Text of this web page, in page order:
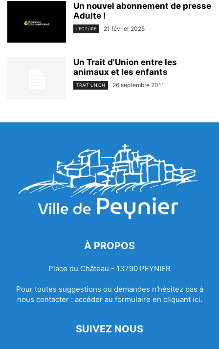
Un nouvel abonnement de presse
Adulte !
LECTURE 21 février 2025
Un Trait d'Union entre les
animaux et les enfants
TRAIT UNION 26 septembre 2011
À PROPOS
Place du Château - 13790 PEYNIER
Pour toutes suggestions ou demandes n’hésitez pas à
nous contacter : accéder au formulaire en cliquant ici.
SUIVEZ NOUS